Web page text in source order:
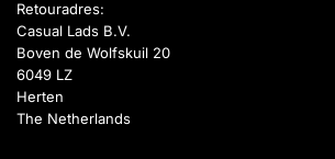
Retouradres:
Casual Lads B.V.
Boven de Wolfskuil 20
6049 LZ
Herten
The Netherlands